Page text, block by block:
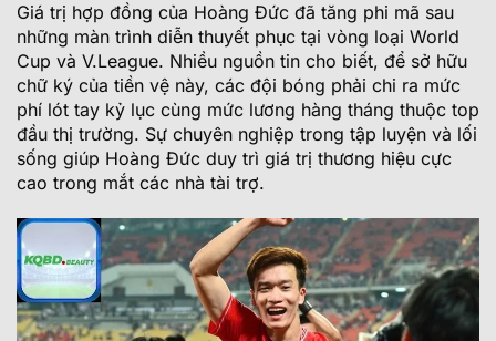
Giá trị hợp đồng của Hoàng Đức đã tăng phi mã sau
những màn trình diễn thuyết phục tại vòng loại World
Cup và V.League. Nhiều nguồn tin cho biết, để sở hữu
chữ ký của tiền vệ này, các đội bóng phải chi ra mức
phí lót tay kỷ lục cùng mức lương hàng tháng thuộc top
đầu thị trường. Sự chuyên nghiệp trong tập luyện và lối
sống giúp Hoàng Đức duy trì giá trị thương hiệu cực
cao trong mắt các nhà tài trợ.